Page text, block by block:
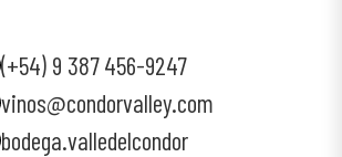
(+54) 9 387 456-9247
vinos@condorvalley.com
bodega.valledelcondor